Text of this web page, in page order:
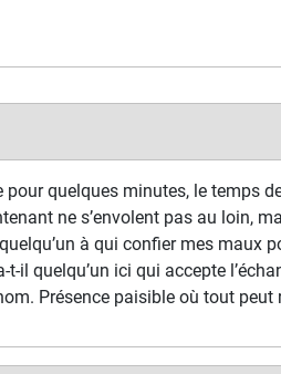
pour quelques minutes, le temps
ne s’envolent pas au loin,
à qui confier mes maux
il quelqu’un ici qui accepte
Présence paisible où tout peut